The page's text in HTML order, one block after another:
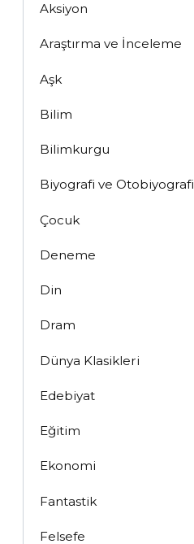
Aksiyon
Araştırma ve İnceleme
Aşk
Bilim
Bilimkurgu
Biyografi ve Otobiyografi
Çocuk
Deneme
Din
Dram
Dünya Klasikleri
Edebiyat
Eğitim
Ekonomi
Fantastik
Felsefe